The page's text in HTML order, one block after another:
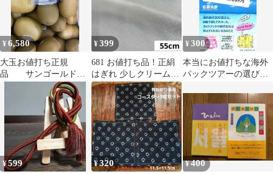
¥6,580
大玉お値打ち正規
品 サンゴールドキ
ウイ ゼスプリ
¥399
681 お値打ち品！正絹
はぎれ 少しクリームよ
り系 模様織柄生地
55cm
¥300
本当にお値打ちな海外
パックツアーの選び
¥599 ¥320 ¥400